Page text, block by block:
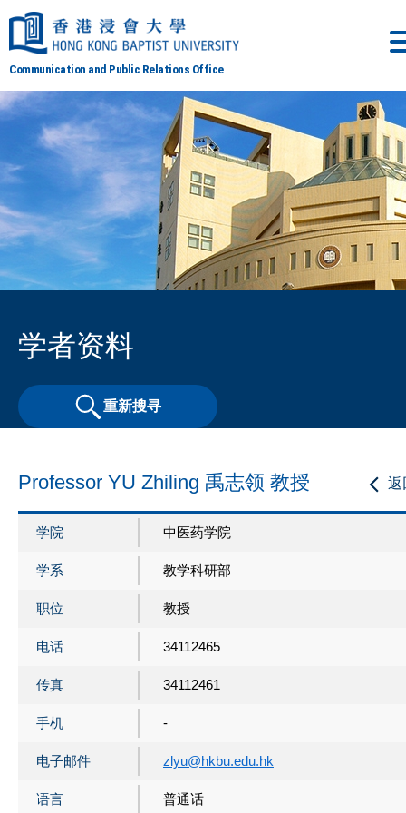
Communication and Public Relations Office
学者资料
重新搜寻
返
Professor YU Zhiling 禹志领 教授
学院 中医药学院
学系 教学科研部
职位 教授
电话 34112465
传真 34112461
手机 -
电子邮件 zlyu@hkbu.edu.hk
语言 普通话